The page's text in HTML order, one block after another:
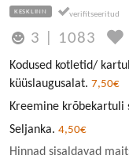
KESKLINN
3 1083
Kodused kotletid/
küüslaugusalat. 7,50€
Kreemine krõbekartuli
Seljanka. 4,50€
Hinnad sisaldavad